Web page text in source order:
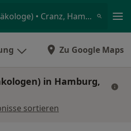
Frauenarzt (Gynäkologe) • Cranz, Hamburg, Hamburg
Zu Google Maps
in Hamburg,
sortieren